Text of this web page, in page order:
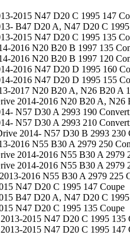
2015 N47 D20 C 1995 147
B47 D20 A, N47 D20 C
2015 N47 D20 C 1995 135
2016 N20 B20 B 1997 135
2016 N20 B20 B 1997 120
2016 N47 D20 D 1995 160
2016 N47 D20 D 1995 155
2017 N20 B20 A, N26 B20 A
2014-2016 N20 B20 A, N26
N57 D30 A 2993 190
N57 D30 A 2993 210
2014- N57 D30 B 2993 230
2016 N55 B30 A 2979 250
2014-2016 N55 B30 A 2979
2014-2016 N55 B30 A 2979
2016 N55 B30 A 2979 225
N47 D20 C 1995 147 Coupe
B47 D20 A, N47 D20 C
N47 D20 C 1995 135 Coupe
2015 N47 D20 C 1995 135
2015 N47 D20 C 1995 147